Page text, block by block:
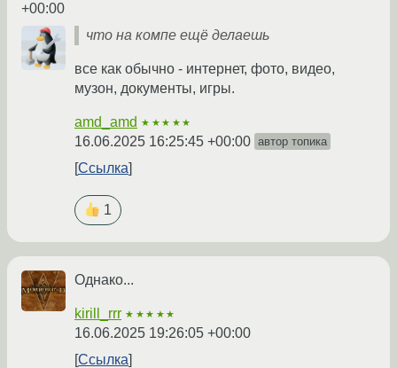
+00:00
что на компе ещё делаешь
все как обычно - интернет, фото, видео,
музон, документы, игры.
amd_amd ★★★★★
16.06.2025 16:25:45 +00:00 автор топика
Ссылка
1
Однако...
kirill_rrr ★★★★★
16.06.2025 19:26:05 +00:00
Ссылка